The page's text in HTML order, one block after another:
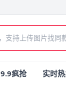
9.9疯抢 实时